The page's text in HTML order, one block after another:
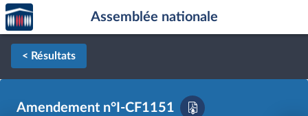
Aller au contenu
Aller en bas de la page
Accèder
à la
page
d'accueil
Assemblée nationale
< Résultats
Amendement n°I-CF1151